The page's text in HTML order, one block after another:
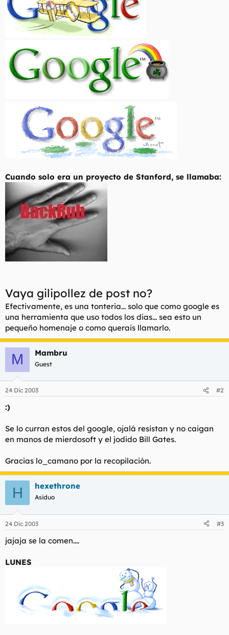
Cuando solo era un proyecto de Stanford, se llamaba:
Vaya gilipollez de post no?
Efectivamente, es una tonteria... solo que como google es
una herramienta que uso todos los dias... sea esto un
pequeño homenaje o como querais llamarlo.
M Mambru
Guest
24 Dic 2003 #2
:)
Se lo curran estos del google, ojalá resistan y no caigan
en manos de mierdosoft y el jodido Bill Gates.
Gracias lo_camano por la recopilación.
H hexethrone
Asiduo
24 Dic 2003 #3
jajaja se la comen....
LUNES